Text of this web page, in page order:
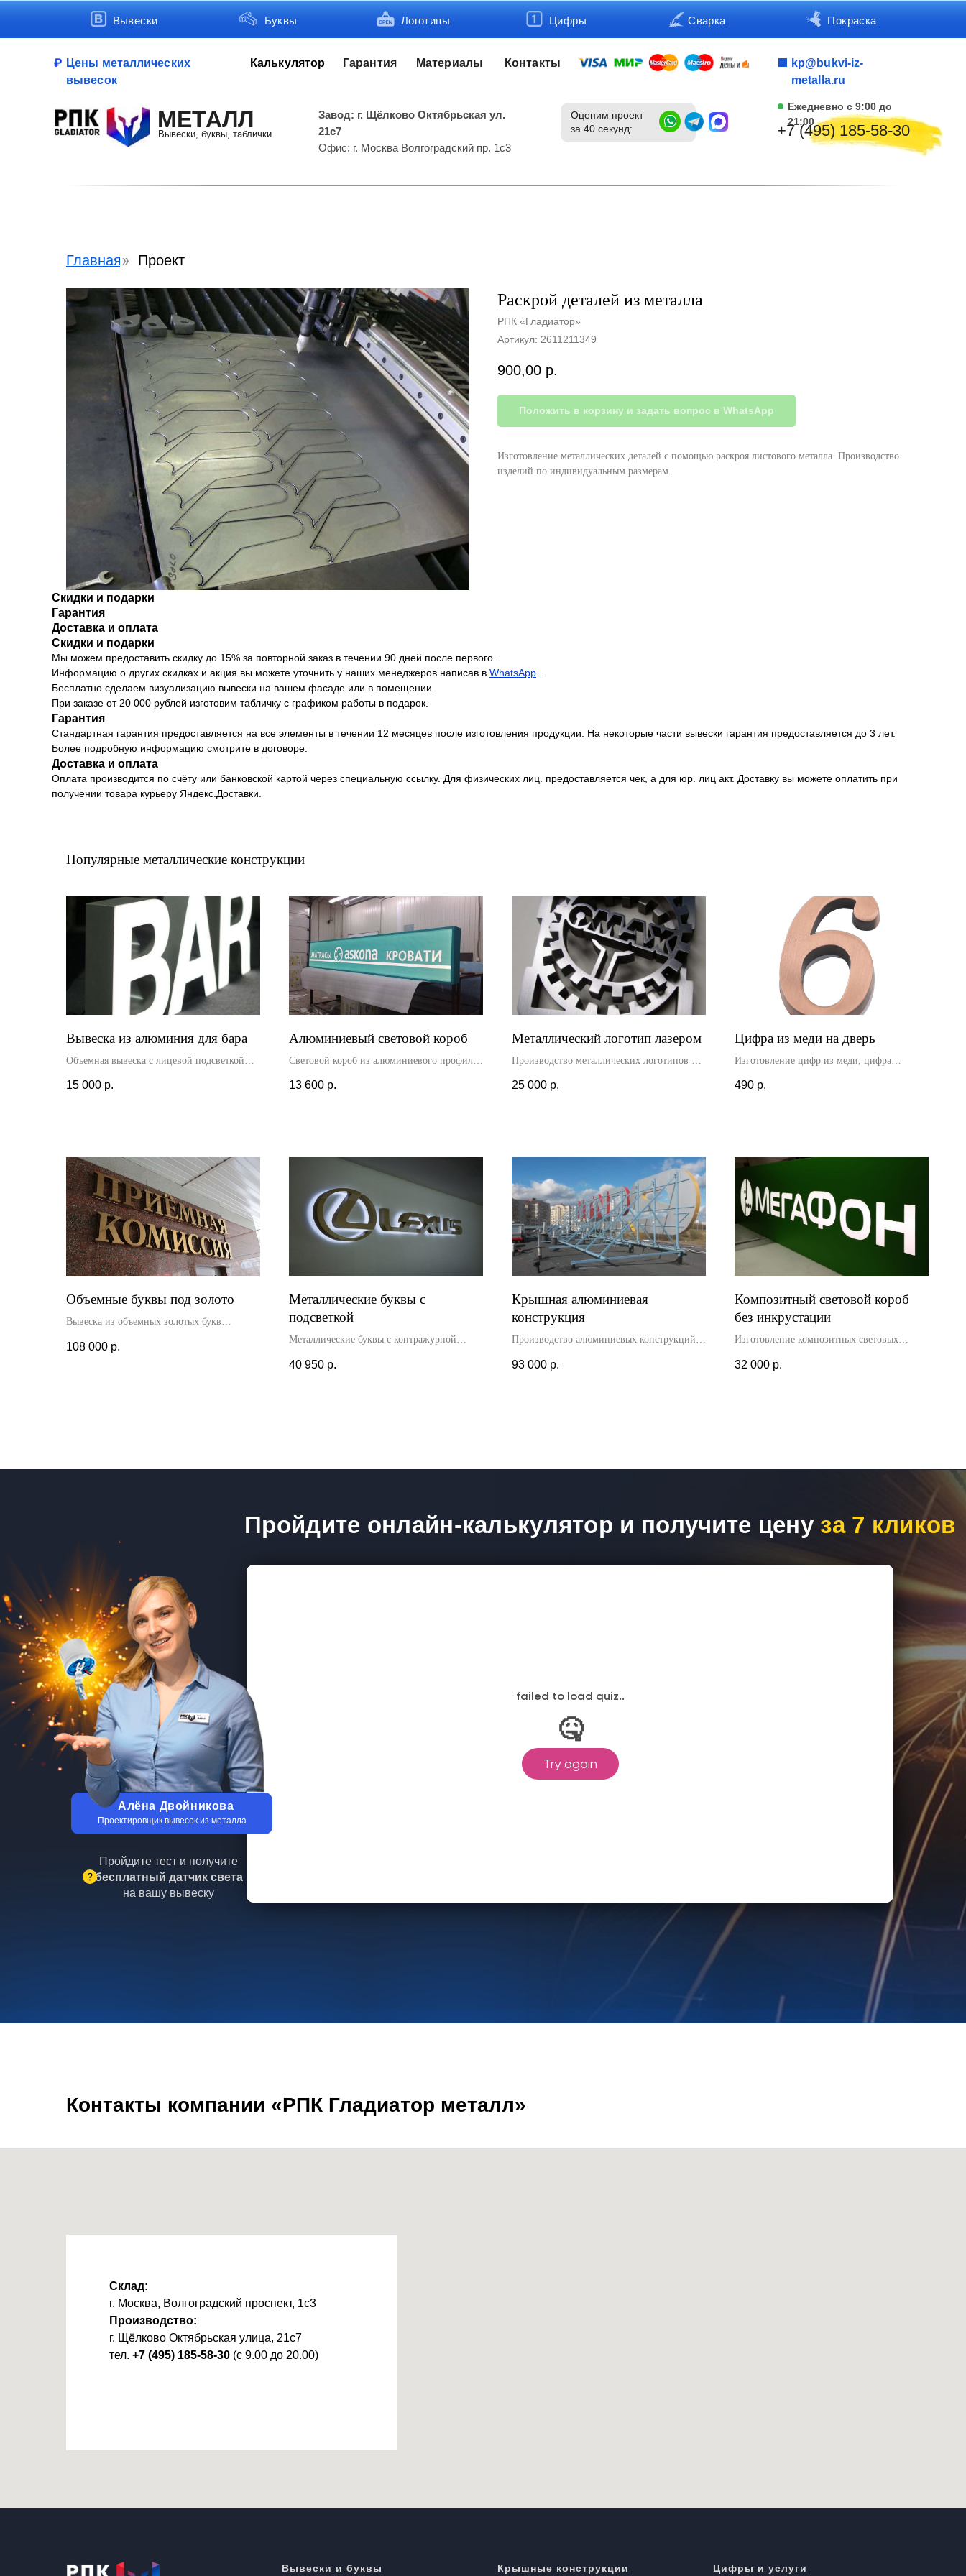
Цены металлических
вывесок
Калькулятор
Завод: г. Щёлково Октябрьская ул.
21с7
Офис: г. Москва Волгоградский пр. 1с3
Оценим проект
за 40 секунд:
Ежедневно с 9:00 до
21:00
+7 (495) 185-58-30
kp@bukvi-iz-
metalla.ru
Гарантия Контакты
Материалы
Вывески, буквы, таблички
МЕТАЛЛ
Вывески Буквы Логотипы Цифры Сварка Покраска
Главная Проект
Раскрой деталей из металла
РПК «Гладиатор»
Артикул: 2611211349
900,00 р.
Положить в корзину и задать вопрос в WhatsApp
Изготовление металлических деталей с помощью раскроя листового металла. Производство
изделий по индивидуальным размерам.
Скидки и подарки
Гарантия
Доставка и оплата
Скидки и подарки
Мы можем предоставить скидку до 15% за повторной заказ в течении 90 дней после первого.
Информацию о других скидках и акция вы можете уточнить у наших менеджеров написав в WhatsApp
Бесплатно сделаем визуализацию вывески на вашем фасаде или в помещении.
При заказе от 20 000 рублей изготовим табличку с графиком работы в подарок.
Гарантия
Стандартная гарантия предоставляется на все элементы в течении 12 месяцев после изготовления продукции. На некоторые части вывески гарантия предоставляется до 3 лет.
Более подробную информацию смотрите в договоре.
Доставка и оплата
Оплата производится по счёту или банковской картой через специальную ссылку. Для физических лиц. предоставляется чек, а для юр. лиц акт. Доставку вы можете оплатить при
получении товара курьеру Яндекс.Доставки.
Популярные металлические конструкции
Вывеска из алюминия для бара
Объемная вывеска с лицевой подсветкой
Доставка и установка производилась
15 000 р.
Алюминиевый световой короб
Световой короб из алюминиевого профиля
магазина. Размер - 2 х 0.8м. Доставка и
13 600 р.
Металлический логотип лазером
Производство металлических логотипов из
Резка любой сложности и любой толщины
25 000 р.
Цифра из меди на дверь
Изготовление цифр из меди, цифра
обозначения номера квартиры. Высота цифр
490 р.
Объемные буквы под золото
Вывеска из объемных золотых букв
Монтаж произведен по ранее
108 000 р.
Металлические буквы с
подсветкой
Металлические буквы с контражурной
Буквы установлены внутри офисного
40 950 р.
Крышная алюминиевая
конструкция
Производство алюминиевых конструкций в
вывески. Данное крепления обеспечит
93 000 р.
Композитный световой короб
без инкрустации
Изготовление композитных световых
сотовой связи. Размер 2х1.3м. Доставка и
32 000 р.
Пройдите онлайн-калькулятор и получите цену за 7 кликов
Проектировщик вывесок из металла
Алёна Двойникова
Пройдите тест и получите
бесплатный датчик света
на вашу вывеску
Контакты компании «РПК Гладиатор металл»
Склад:
г. Москва, Волгоградский проспект, 1с3
Производство:
г. Щёлково Октябрьская улица, 21с7
тел. +7 (495) 185-58-30 (с 9.00 до 20.00)
Вывески и буквы Крышные конструкции Цифры и услуги